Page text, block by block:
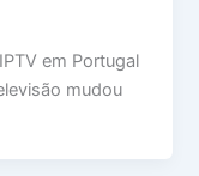
em Portugal
mudou